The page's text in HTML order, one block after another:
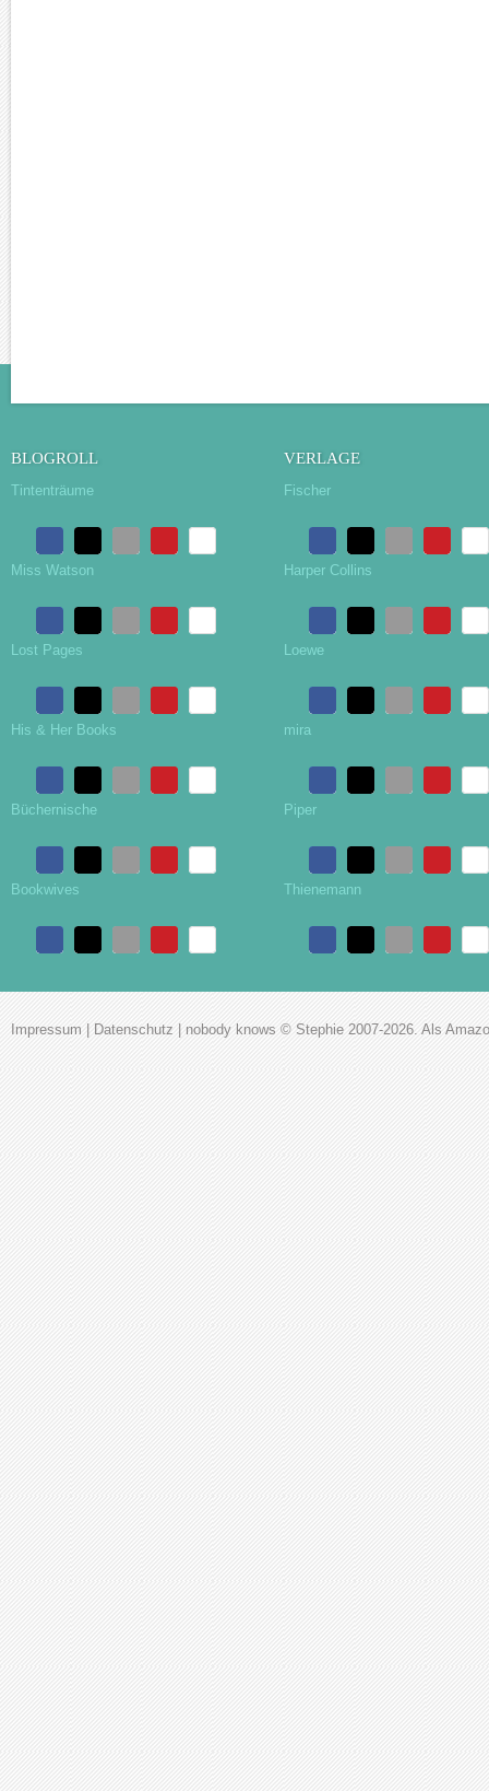
BLOGROLL
Tintenträume
Miss Watson
Lost Pages
His & Her Books
Büchernische
Bookwives
VERLAGE
Fischer
Harper Collins
Loewe
mira
Piper
Thienemann
Impressum Datenschutz nobody knows © Stephie 2007-2026. Als